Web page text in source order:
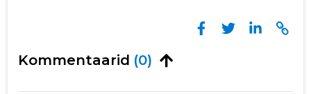
Kommentaarid (0)